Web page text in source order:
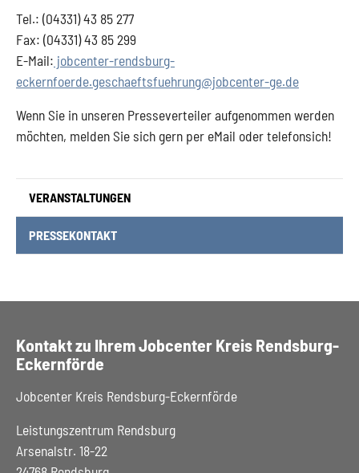
Tel.: (04331) 43 85 277
Fax: (04331) 43 85 299
E-Mail: jobcenter-rendsburg-
eckernfoerde.geschaeftsfuehrung@jobcenter-ge.de
Wenn Sie in unseren Presseverteiler aufgenommen werden
möchten, melden Sie sich gern per eMail oder telefonsich!
VERANSTALTUNGEN
PRESSEKONTAKT(CURRENT)
Kontakt zu Ihrem Jobcenter Kreis Rendsburg-
Eckernförde
Jobcenter Kreis Rendsburg-Eckernförde
Leistungszentrum Rendsburg
Arsenalstr. 18-22